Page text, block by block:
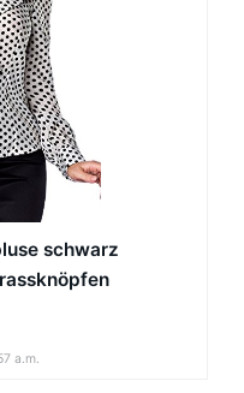
schwarz
Retro S
a.m.